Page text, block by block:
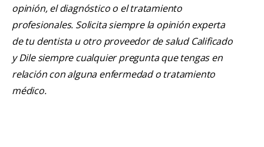
opinión, el diagnóstico o el tratamiento
profesionales. Solicita siempre la opinión experta
de tu dentista u otro proveedor de salud Calificado
y Dile siempre cualquier pregunta que tengas en
relación con alguna enfermedad o tratamiento
médico.